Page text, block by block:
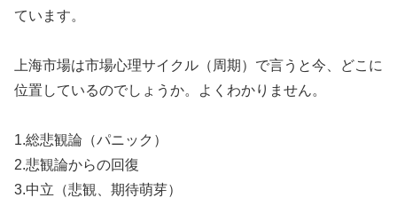
ています。
上海市場は市場心理サイクル（周期）で言うと今、どこに
位置しているのでしょうか。よくわかりません。
1.総悲観論（パニック）
2.悲観論からの回復
3.中立（悲観、期待萌芽）